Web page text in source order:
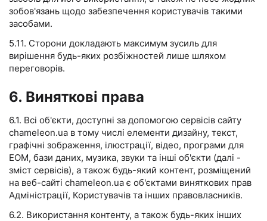
зобов'язань щодо забезпечення користувачів такими
засобами.
5.11. Сторони докладають максимум зусиль для
вирішення будь-яких розбіжностей лише шляхом
переговорів.
6. Виняткові права
6.1. Всі об'єкти, доступні за допомогою сервісів сайту
chameleon.ua в тому числі елементи дизайну, текст,
графічні зображення, ілюстрації, відео, програми для
ЕОМ, бази даних, музика, звуки та інші об'єкти (далі -
зміст сервісів), а також будь-який контент, розміщений
на веб-сайті chameleon.ua є об'єктами виняткових прав
Адміністрації, Користувачів та інших правовласників.
6.2. Використання контенту, а також будь-яких інших